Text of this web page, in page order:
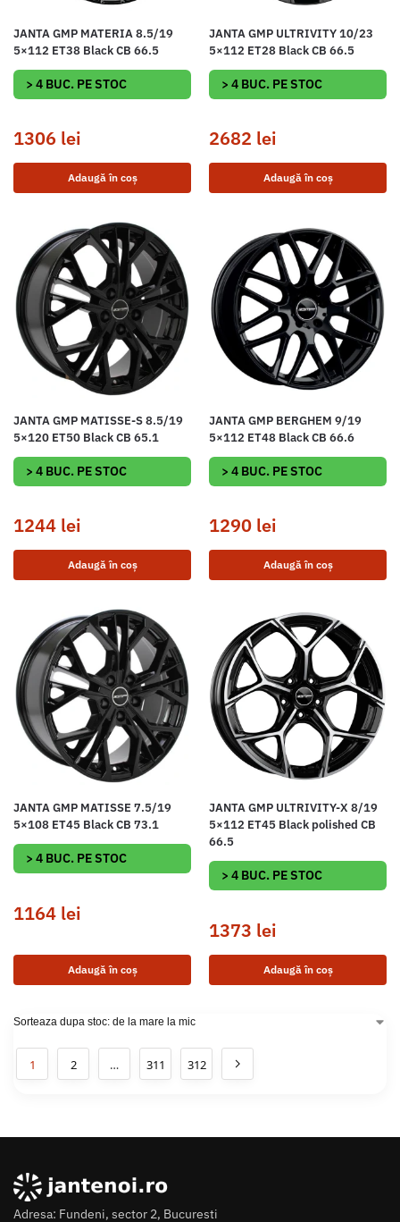
JANTA GMP MATERIA 8.5/19
5×112 ET38 Black CB 66.5
> 4 BUC. PE STOC
1306 lei
Adaugă în coș
JANTA GMP ULTRIVITY 10/23
5×112 ET28 Black CB 66.5
> 4 BUC. PE STOC
2682 lei
Adaugă în coș
JANTA GMP MATISSE-S 8.5/19
5×120 ET50 Black CB 65.1
> 4 BUC. PE STOC
1244 lei
Adaugă în coș
JANTA GMP BERGHEM 9/19
5×112 ET48 Black CB 66.6
> 4 BUC. PE STOC
1290 lei
Adaugă în coș
JANTA GMP MATISSE 7.5/19
5×108 ET45 Black CB 73.1
> 4 BUC. PE STOC
1164 lei
Adaugă în coș
JANTA GMP ULTRIVITY-X 8/19
5×112 ET45 Black polished CB
66.5
> 4 BUC. PE STOC
1373 lei
Adaugă în coș
1 2 … 311 312
Adresa: Fundeni, sector 2, Bucuresti